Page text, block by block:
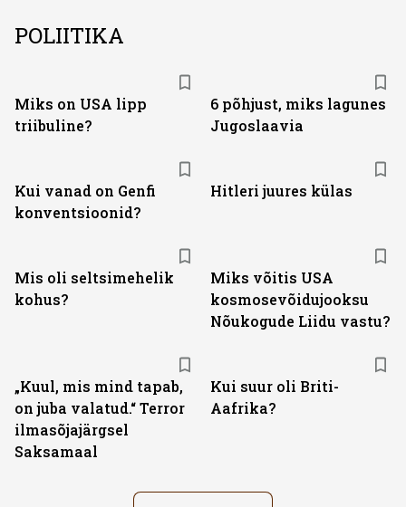
POLIITIKA
Miks on USA lipp
triibuline?
6 põhjust, miks lagunes
Jugoslaavia
Kui vanad on Genfi
konventsioonid?
Hitleri juures külas
Mis oli seltsimehelik
kohus?
Miks võitis USA
kosmosevõidujooksu
Nõukogude Liidu vastu?
„Kuul, mis mind tapab,
on juba valatud.“ Terror
ilmasõjajärgsel
Saksamaal
Kui suur oli Briti-
Aafrika?